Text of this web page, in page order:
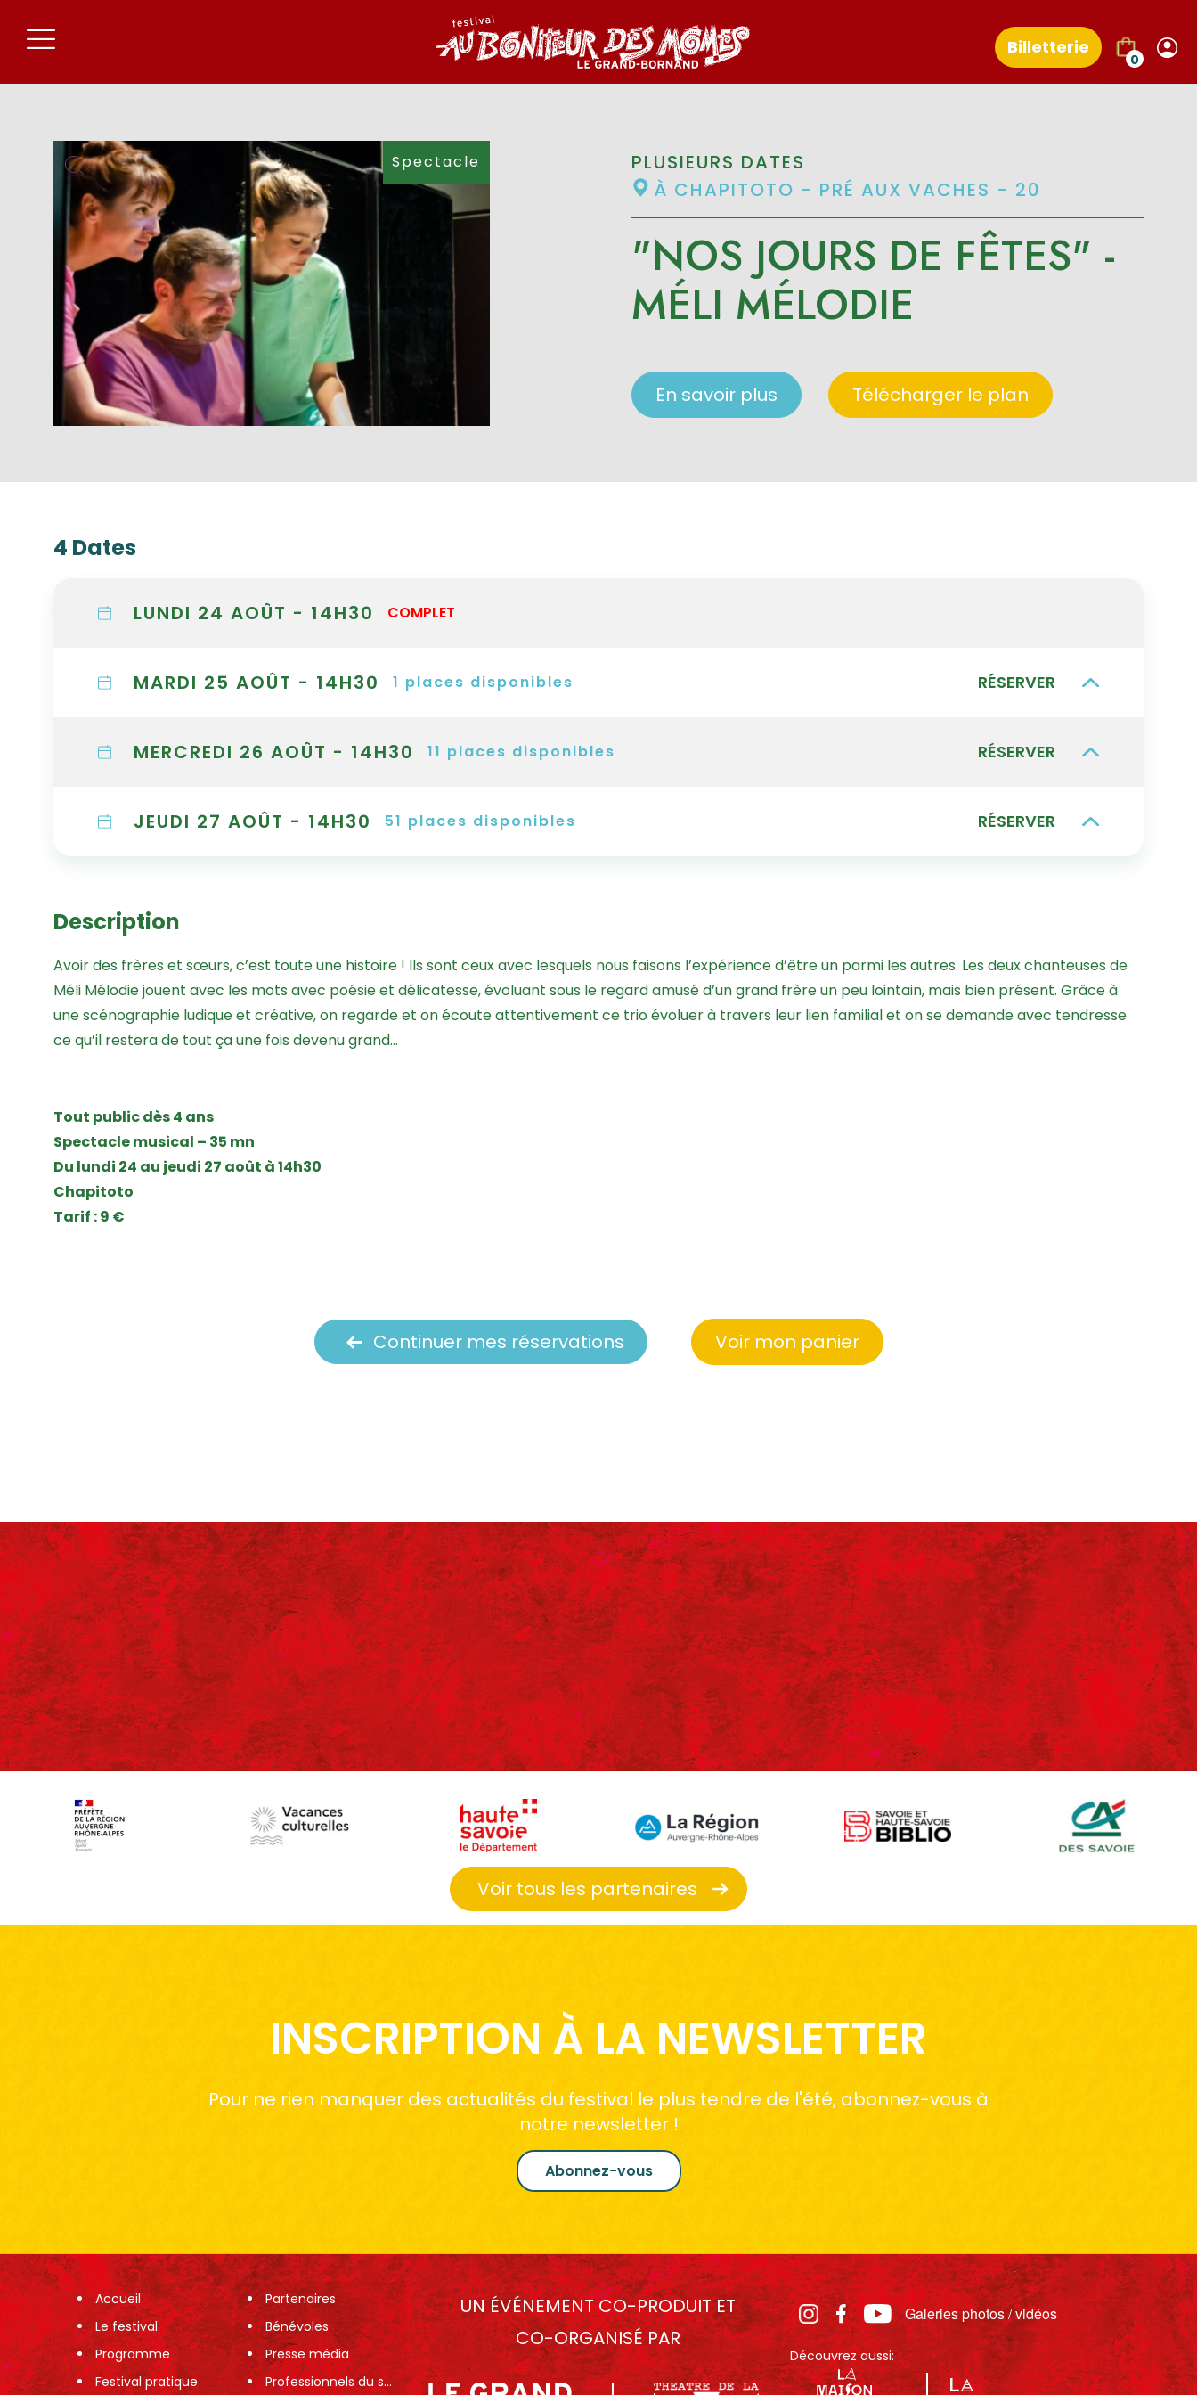
Billetterie
0
Spectacle
PLUSIEURS DATES
À CHAPITOTO - PRÉ AUX VACHES - 20
"NOS JOURS DE FÊTES" -
MÉLI MÉLODIE
Télécharger le plan
En savoir plus
4 Dates
LUNDI 24 AOÛT - 14H30 COMPLET
MARDI 25 AOÛT - 14H30 1 places disponibles RÉSERVER
MERCREDI 26 AOÛT - 14H30 11 places disponibles RÉSERVER
JEUDI 27 AOÛT - 14H30 51 places disponibles RÉSERVER
Description
Avoir des frères et sœurs, c’est toute une histoire ! Ils sont ceux avec lesquels nous faisons l’expérience d’être un parmi les autres. Les deux chanteuses de
Méli Mélodie jouent avec les mots avec poésie et délicatesse, évoluant sous le regard amusé d’un grand frère un peu lointain, mais bien présent. Grâce à
une scénographie ludique et créative, on regarde et on écoute attentivement ce trio évoluer à travers leur lien familial et on se demande avec tendresse
ce qu’il restera de tout ça une fois devenu grand…
Tout public dès 4 ans
Spectacle musical – 35 mn
Du lundi 24 au jeudi 27 août à 14h30
Chapitoto
Tarif : 9 €
Continuer mes réservations Voir mon panier
Voir tous les partenaires
INSCRIPTION À LA NEWSLETTER
Pour ne rien manquer des actualités du festival le plus tendre de l'été, abonnez-vous à
notre newsletter !
Abonnez-vous
Accueil
Le festival
Programme
Festival pratique
Partenaires
Bénévoles
Presse média
Professionnels du spectacle
UN ÉVÉNEMENT CO-PRODUIT ET
CO-ORGANISÉ PAR
Galeries photos / vidéos
Découvrez aussi: